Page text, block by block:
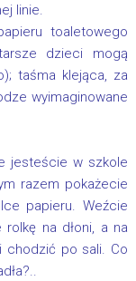
linie.
toaletowego
dzieci mogą
taśma klejąca, za
wyimaginowane
jesteście w szkole
razem pokażecie
papieru. Weźcie
na dłoni, a na
chodzić po sali. Co